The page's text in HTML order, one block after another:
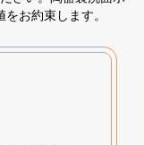
お約束します。